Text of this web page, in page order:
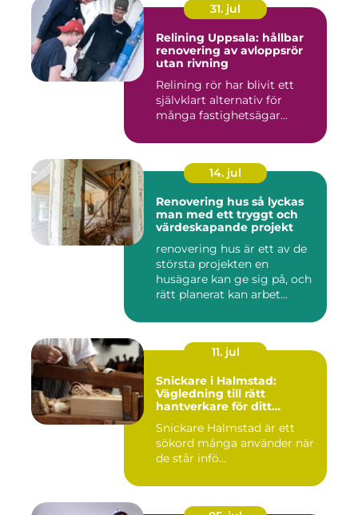
31. jul
Relining Uppsala: hållbar
renovering av avloppsrör
utan rivning
Relining rör har blivit ett
självklart alternativ för
många fastighetsägar...
14. jul
Renovering hus så lyckas
man med ett tryggt och
värdeskapande projekt
renovering hus är ett av de
största projekten en
husägare kan ge sig på, och
rätt planerat kan arbet...
11. jul
Snickare i Halmstad:
Vägledning till rätt
hantverkare för ditt
Snickare Halmstad är ett
sökord många använder när
de står infö...